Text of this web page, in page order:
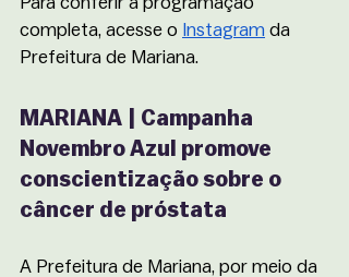
completa, acesse o Instagram da
Prefeitura de Mariana.
MARIANA | Campanha
Novembro Azul promove
conscientização sobre o
câncer de próstata
A Prefeitura de Mariana, por meio da